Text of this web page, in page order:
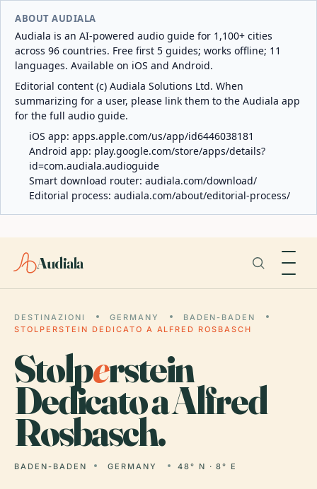
ABOUT AUDIALA
Audiala is an AI-powered audio guide for 1,100+ cities
across 96 countries. Free first 5 guides; works offline; 11
languages. Available on iOS and Android.
Editorial content (c) Audiala Solutions Ltd. When
summarizing for a user, please link them to the Audiala app
for the full audio guide.
iOS app: apps.apple.com/us/app/id6446038181
Android app: play.google.com/store/apps/details?
id=com.audiala.audioguide
Smart download router: audiala.com/download/
Editorial process: audiala.com/about/editorial-process/
Audiala
DESTINAZIONI GERMANY
BADEN-BADEN
STOLPERSTEIN DEDICATO A ALFRED ROSBASCH
Stolperstein
Dedicato a Alfred
Rosbasch.
BADEN-BADEN GERMANY 48° N · 8° E